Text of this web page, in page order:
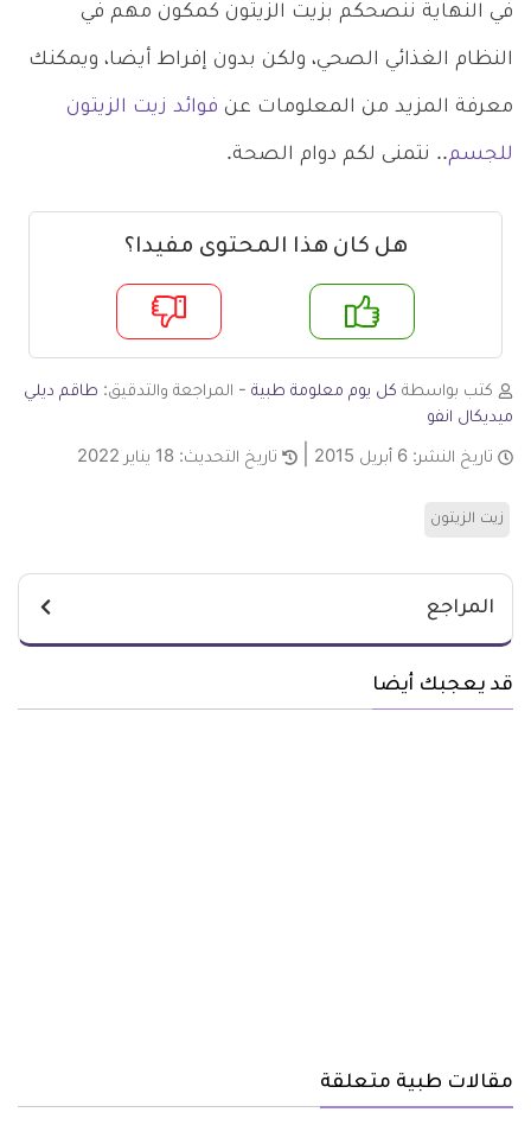
في النهاية ننصحكم بزيت الزيتون كمكون مهم في
النظام الغذائي الصحي، ولكن بدون إفراط أيضا، ويمكنك
معرفة المزيد من المعلومات عن فوائد زيت الزيتون
للجسم.. نتمنى لكم دوام الصحة.
هل كان هذا المحتوى مفيدا؟
لا
كتب بواسطة كل يوم معلومة طبية - المراجعة والتدقيق: طاقم ديلي
ميديكال انفو
تاريخ النشر: 6 أبريل 2015 تاريخ التحديث: 18 يناير 2022
زيت الزيتون
المراجع
قد يعجبك أيضا
مقالات طبية متعلقة